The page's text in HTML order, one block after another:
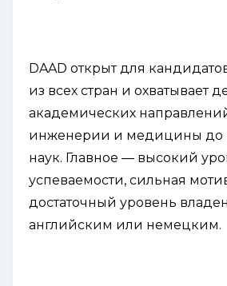
DAAD открыт для
из всех стран и охватывает
академических
инженерии и медицины до
наук. Главное — высокий
успеваемости, сильная
достаточный уровень
английским или немецким.